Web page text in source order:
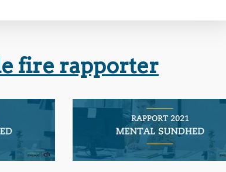
fire rapporter